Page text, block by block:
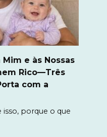
e às Nossas
Rico—Três
com a
porque o que